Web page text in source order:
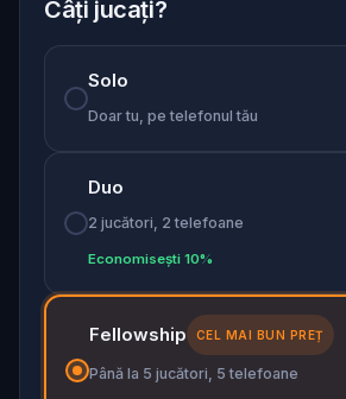
Câți jucați?
Solo
Doar tu, pe telefonul tău
Duo
2 jucători, 2 telefoane
Economisești 10%
Fellowship CEL MAI BUN PREȚ
Până la 5 jucători, 5 telefoane